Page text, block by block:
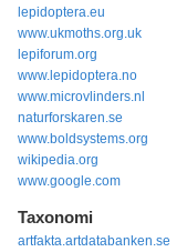
lepidoptera.eu
www.ukmoths.org.uk
lepiforum.org
www.lepidoptera.no
www.microvlinders.nl
naturforskaren.se
www.boldsystems.org
wikipedia.org
www.google.com
Taxonomi
artfakta.artdatabanken.se